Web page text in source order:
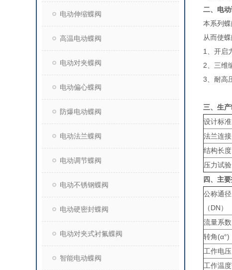
电动伸缩蝶阀
高温电动蝶阀
电动对夹蝶阀
电动偏心蝶阀
防爆电动蝶阀
电动法兰蝶阀
电动调节蝶阀
电动不锈钢蝶阀
电动硬密封蝶阀
电动对夹式衬氟蝶阀
智能电动蝶阀
二、 电
本系列
从而使
1、开启
2、三维
3、耐高
三、生
设计标准
法兰连
结构长度
压力试验
四、主
公称通径
（DN）
流量系
转角(α°)
工作电压
工作温